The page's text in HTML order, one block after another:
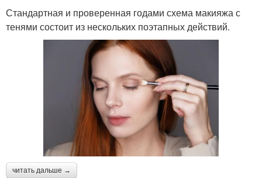
Стандартная и проверенная годами схема макияжа с
тенями состоит из нескольких поэтапных действий.
читать дальше →